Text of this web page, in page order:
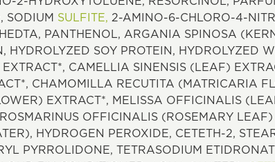
SODIUM SULFITE, 2-AMINO-6-CHLORO-4-
PANTHENOL, ARGANIA SPINOSA
HYDROLYZED SOY PROTEIN, HYDROLYZED
CAMELLIA SINENSIS (LEAF)
CHAMOMILLA RECUTITA (MATRICARIA
EXTRACT*, MELISSA OFFICINALIS
OFFICINALIS (ROSEMARY
HYDROGEN PEROXIDE, CETETH-2,
PYRROLIDONE, TETRASODIUM